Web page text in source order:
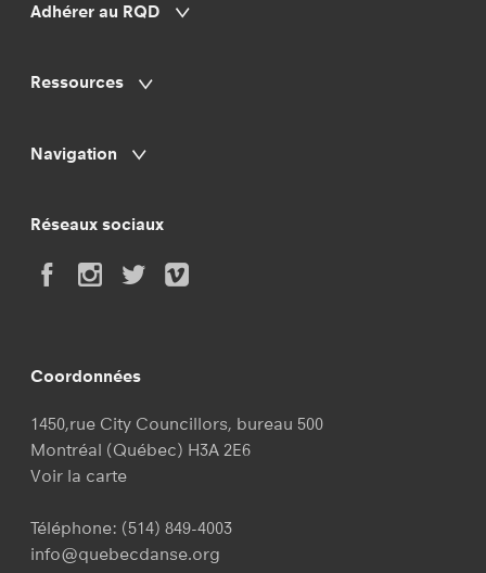
Adhérer au RQD
Ressources
Navigation
Réseaux sociaux
Coordonnées
1450,rue City Councillors, bureau 500
Montréal (Québec) H3A 2E6
Voir la carte
Téléphone: (514) 849-4003
info@quebecdanse.org